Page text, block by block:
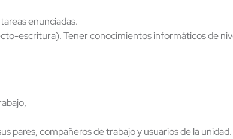
enunciadas.
escritura). Tener conocimientos informáticos de
pares, compañeros de trabajo y usuarios de la unidad.